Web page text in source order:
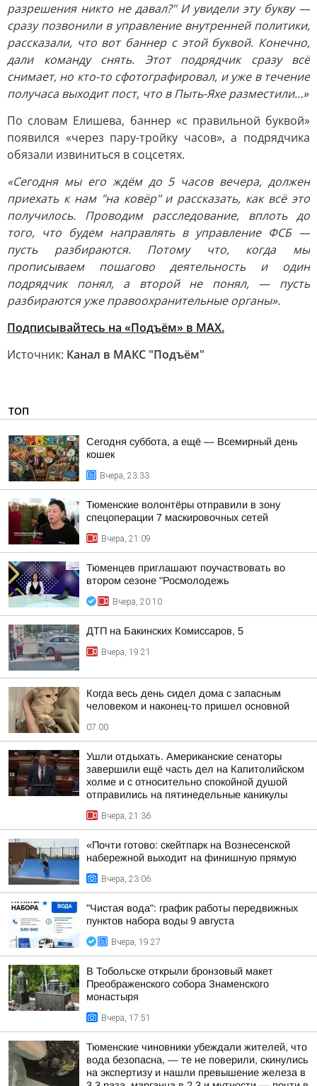
разрешения никто не давал?" И увидели эту букву —
сразу позвонили в управление внутренней политики,
рассказали, что вот баннер с этой буквой. Конечно,
дали команду снять. Этот подрядчик сразу всё
снимает, но кто-то сфотографировал, и уже в течение
получаса выходит пост, что в Пыть-Яхе разместили…»
По словам Елишева, баннер «с правильной буквой»
появился «через пару-тройку часов», а подрядчика
обязали извиниться в соцсетях.
«Сегодня мы его ждём до 5 часов вечера, должен
приехать к нам "на ковёр" и рассказать, как всё это
получилось. Проводим расследование, вплоть до
того, что будем направлять в управление ФСБ —
пусть разбираются. Потому что, когда мы
прописываем пошагово деятельность и один
подрядчик понял, а второй не понял, — пусть
разбираются уже правоохранительные органы».
Подписывайтесь на «Подъём» в MAX.
Источник: Канал в МАКС "Подъём"
ТОП
Сегодня суббота, а ещё — Всемирный день
кошек
Вчера, 23:33
Тюменские волонтёры отправили в зону
спецоперации 7 маскировочных сетей
Вчера, 21:09
Тюменцев приглашают поучаствовать во
втором сезоне "Росмолодежь
Вчера, 20:10
ДТП на Бакинских Комиссаров, 5
Вчера, 19:21
Когда весь день сидел дома с запасным
человеком и наконец-то пришел основной
07:00
Ушли отдыхать. Американские сенаторы
завершили ещё часть дел на Капитолийском
холме и с относительно спокойной душой
отправились на пятинедельные каникулы
Вчера, 21:36
«Почти готово: скейтпарк на Вознесенской
набережной выходит на финишную прямую
Вчера, 23:06
"Чистая вода": график работы передвижных
пунктов набора воды 9 августа
Вчера, 19:27
В Тобольске открыли бронзовый макет
Преображенского собора Знаменского
монастыря
Вчера, 17:51
Тюменские чиновники убеждали жителей, что
вода безопасна, — те не поверили, скинулись
на экспертизу и нашли превышение железа в